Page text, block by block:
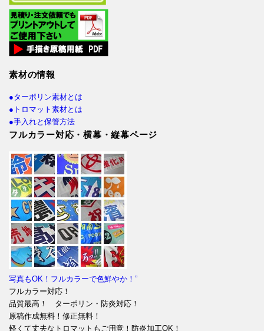
素材の情報
●ターポリン素材とは
●トロマット素材とは
●手入れと保管方法
フルカラー対応・横幕・縦幕ページ
写真もOK！フルカラーで色鮮やか！”
フルカラー対応！
品質最高！ ターポリン・防炎対応！
原稿作成無料！修正無料！
軽くて丈夫なトロマットもご用意！防炎加工OK！